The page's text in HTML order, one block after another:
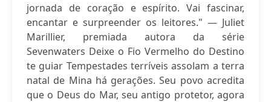
jornada de coração e espírito. Vai fascinar,
encantar e surpreender os leitores." — Juliet
Marillier, premiada autora da série
Sevenwaters Deixe o Fio Vermelho do Destino
te guiar Tempestades terríveis assolam a terra
natal de Mina há gerações. Seu povo acredita
que o Deus do Mar, seu antigo protetor, agora